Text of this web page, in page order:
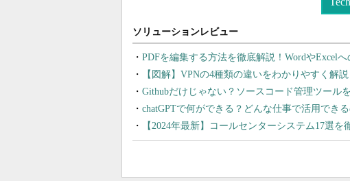
PDFを編集する方法を徹底解説！WordやExcel
【図解】VPNの4種類の違いをわかりやすく解
Githubだけじゃない？ソースコード管理ツール
chatGPTで何ができる？どんな仕事で活用でき
【2024年最新】コールセンターシステム17選